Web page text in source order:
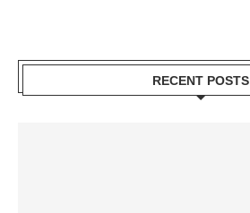
RECENT POSTS